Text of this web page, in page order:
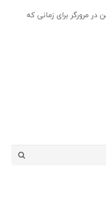
در مرورگر برای زمانی که